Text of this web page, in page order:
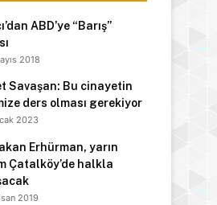
ABD’ye “Barış”
2018
Savaşan: Bu cinayetin
ders olması gerekiyor
2023
Erhürman, yarın
Çatalköy’de halkla
2019